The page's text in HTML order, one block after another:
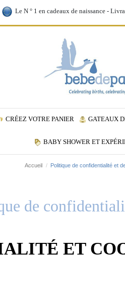
Le N ° 1 en cadeaux de naissance -
CRÉEZ VOTRE PANIER GATEAUX
BABY SHOWER ET
Accueil Politique de confidentialité et
de
ET